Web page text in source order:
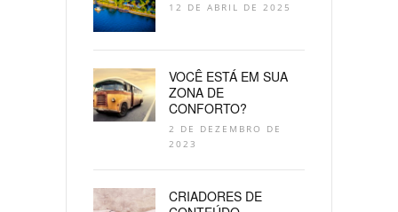
12 DE ABRIL DE 2025
VOCÊ ESTÁ EM SUA
ZONA DE
CONFORTO?
2 DE DEZEMBRO DE
2023
CRIADORES DE